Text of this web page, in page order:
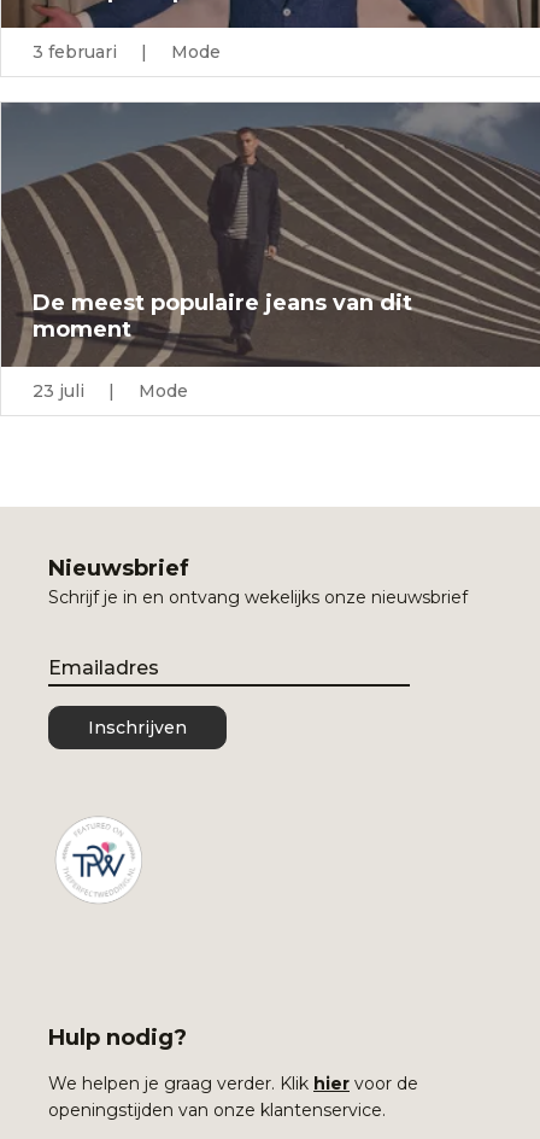
3 februari | Mode
De meest populaire jeans van dit
moment
23 juli | Mode
Nieuwsbrief
Schrijf je in en ontvang wekelijks onze nieuwsbrief
Email
Inschrijven
Hulp nodig?
We helpen je graag verder. Klik hier voor de
openingstijden van onze klantenservice.